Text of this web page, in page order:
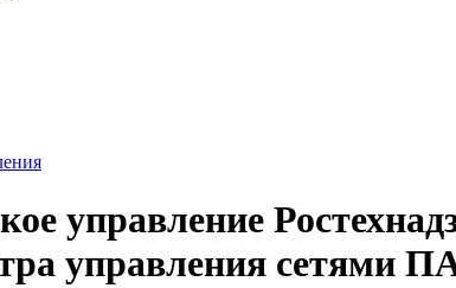
управление
управления сетями